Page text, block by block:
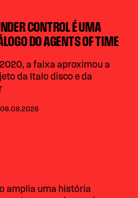
CONTROL É UMA
DO AGENTS OF TIME
a faixa aproximou a
da Italo disco e da
| 06.08.2026
amplia uma história